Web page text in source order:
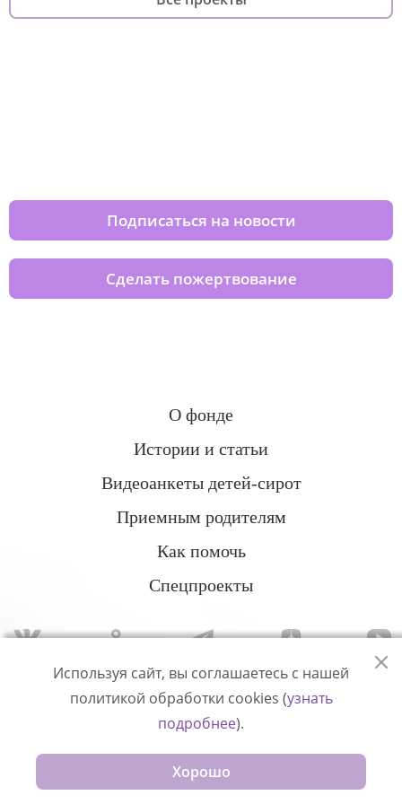
Подписаться на новости
Сделать пожертвование
О фонде
Истории и статьи
Видеоанкеты детей-сирот
Приемным родителям
Как помочь
Спецпроекты
Политика конфиденциальности
© Измени одну жизнь
Используя сайт, вы соглашаетесь с нашей
политикой обработки cookies (узнать
подробнее).
Хорошо